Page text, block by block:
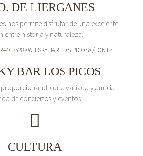
DE LIERGANES
nos permite disfrutar de una excelente
entre historia y naturaleza.
BAR LOS PICOS
proporcionando una variada y amplia
de conciertos y eventos.
CULTURA